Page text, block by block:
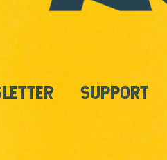
SUPPORT